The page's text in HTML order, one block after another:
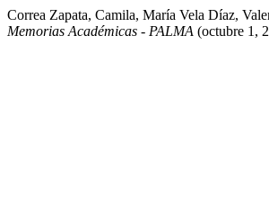
Correa Zapata, Camila, María Vela Díaz,
Memorias Académicas - PALMA (octubre 1,